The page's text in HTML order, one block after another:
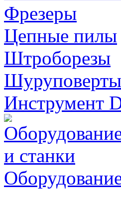
Фрезеры
Цепные пилы
Штроборезы
Шуруповерты
Инструмент